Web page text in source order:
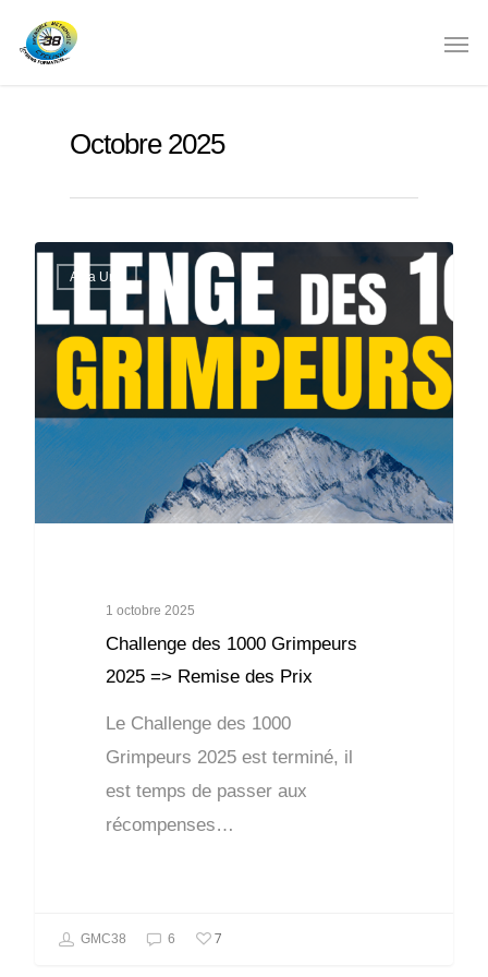
Octobre 2025
A La Une
1 octobre 2025
Challenge des 1000 Grimpeurs
2025 => Remise des Prix
Le Challenge des 1000
Grimpeurs 2025 est terminé, il
est temps de passer aux
récompenses…
GMC38 6 7